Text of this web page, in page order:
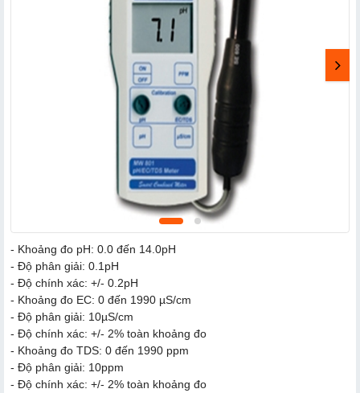
- Khoảng đo pH: 0.0 đến 14.0pH
- Độ phân giải: 0.1pH
- Độ chính xác: +/- 0.2pH
- Khoảng đo EC: 0 đến 1990 µS/cm
- Độ phân giải: 10µS/cm
- Độ chính xác: +/- 2% toàn khoảng đo
- Khoảng đo TDS: 0 đến 1990 ppm
- Độ phân giải: 10ppm
- Độ chính xác: +/- 2% toàn khoảng đo